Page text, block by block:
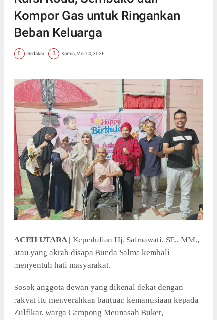
Kompor Gas untuk Ringankan
Beban Keluarga
Redaksi Kamis, Mei 14, 2026
ACEH UTARA | Kepedulian Hj. Salmawati, SE., MM.,
atau yang akrab disapa Bunda Salma kembali
menyentuh hati masyarakat.
Sosok anggota dewan yang dikenal dekat dengan
rakyat itu menyerahkan bantuan kemanusiaan kepada
Zulfikar, warga Gampong Meunasah Buket,